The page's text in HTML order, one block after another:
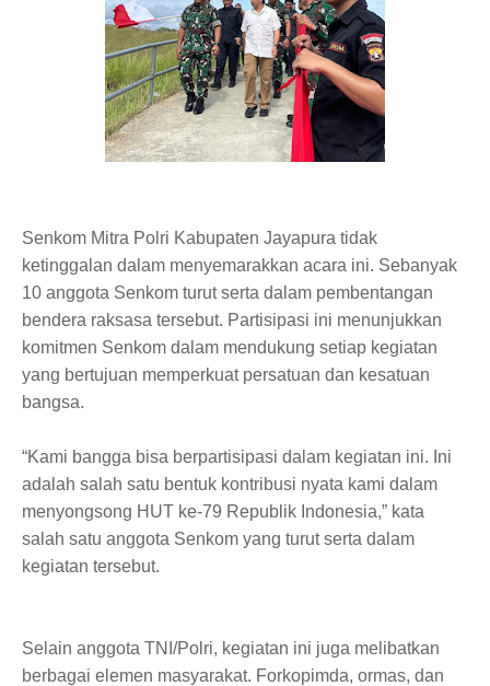
Senkom Mitra Polri Kabupaten Jayapura tidak
ketinggalan dalam menyemarakkan acara ini. Sebanyak
10 anggota Senkom turut serta dalam pembentangan
bendera raksasa tersebut. Partisipasi ini menunjukkan
komitmen Senkom dalam mendukung setiap kegiatan
yang bertujuan memperkuat persatuan dan kesatuan
bangsa.
“Kami bangga bisa berpartisipasi dalam kegiatan ini. Ini
adalah salah satu bentuk kontribusi nyata kami dalam
menyongsong HUT ke-79 Republik Indonesia,” kata
salah satu anggota Senkom yang turut serta dalam
kegiatan tersebut.
Selain anggota TNI/Polri, kegiatan ini juga melibatkan
berbagai elemen masyarakat. Forkopimda, ormas, dan